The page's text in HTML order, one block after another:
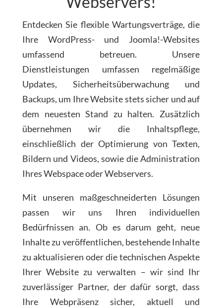
Entdecken Sie flexible Wartungsverträge, die
Ihre WordPress- und Joomla!-Websites
umfassend betreuen. Unsere
Dienstleistungen umfassen regelmäßige
Updates, Sicherheitsüberwachung und
Backups, um Ihre Website stets sicher und auf
dem neuesten Stand zu halten. Zusätzlich
übernehmen wir die Inhaltspflege,
einschließlich der Optimierung von Texten,
Bildern und Videos, sowie die Administration
Ihres Webspace oder Webservers.
Mit unseren maßgeschneiderten Lösungen
passen wir uns Ihren individuellen
Bedürfnissen an. Ob es darum geht, neue
Inhalte zu veröffentlichen, bestehende Inhalte
zu aktualisieren oder die technischen Aspekte
Ihrer Website zu verwalten – wir sind Ihr
zuverlässiger Partner, der dafür sorgt, dass
Ihre Webpräsenz sicher, aktuell und